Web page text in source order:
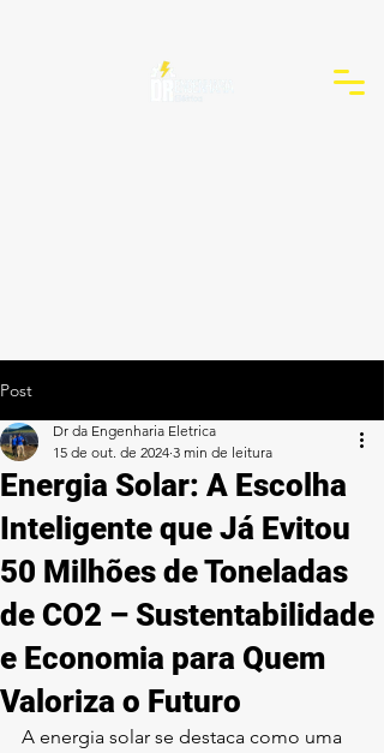
Post
Energia Solar: A Escolha
Inteligente que Já Evitou
50 Milhões de Toneladas
de CO2 – Sustentabilidade
e Economia para Quem
Valoriza o Futuro
Dr da Engenharia Eletrica
15 de out. de 2024 3 min de leitura
A energia solar se destaca como uma